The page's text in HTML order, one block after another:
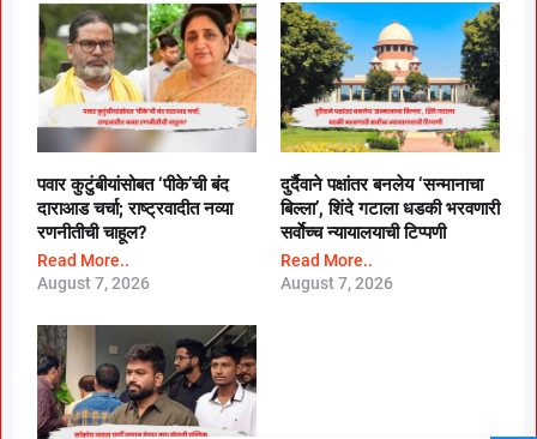
पवार कुटुंबीयांसोबत ‘पीके’ची बंद
दाराआड चर्चा; राष्ट्रवादीत नव्या
रणनीतीची चाहूल?
Read More..
August 7, 2026
दुर्दैवाने पक्षांतर बनलेय ‘सन्मानाचा
बिल्ला’, शिंदे गटाला धडकी भरवणारी
सर्वाेच्च न्यायालयाची टिप्पणी
Read More..
August 7, 2026